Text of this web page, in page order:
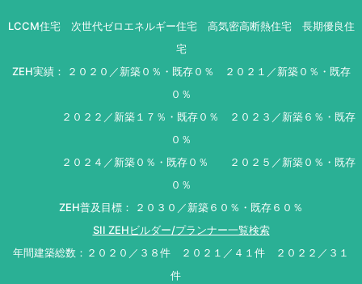
LCCM住宅 次世代ゼロエネルギー住宅 高気密高断熱住宅 長期優良住
宅
ZEH実績： ２０２０／新築０％・既存０％ ２０２１／新築０％・既存
０％
２０２２／新築１７％・既存０％ ２０２３／新築６％・既存
０％
２０２４／新築０％・既存０％ ２０２５／新築０％・既存
０％
ZEH普及目標： ２０３０／新築６０％・既存６０％
SII ZEHビルダー/プランナー一覧検索
年間建築総数：２０２０／３８件 ２０２１／４１件 ２０２２／３１
件